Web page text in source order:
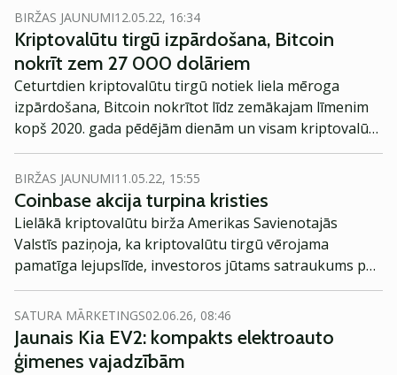
apetīti riskēt.
BIRŽAS JAUNUMI12.05.22, 16:34
Kriptovalūtu tirgū izpārdošana, Bitcoin
nokrīt zem 27 000 dolāriem
Ceturtdien kriptovalūtu tirgū notiek liela mēroga
izpārdošana, Bitcoin nokrītot līdz zemākajam līmenim
kopš 2020. gada pēdējām dienām un visam kriptovalūtu
tirgum zaudējot gandrīz piekto daļu savas
kapitalizācijas.
BIRŽAS JAUNUMI11.05.22, 15:55
Coinbase akcija turpina kristies
Lielākā kriptovalūtu birža Amerikas Savienotajās
Valstīs paziņoja, ka kriptovalūtu tirgū vērojama
pamatīga lejupslīde, investoros jūtams satraukums par
riskantiem aktīviem.
SATURA MĀRKETINGS02.06.26, 08:46
Jaunais Kia EV2: kompakts elektroauto
ģimenes vajadzībām